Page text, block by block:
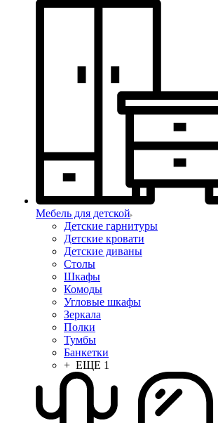
Мебель для детской
Детские гарнитуры
Детские кровати
Детские диваны
Столы
Шкафы
Комоды
Угловые шкафы
Зеркала
Полки
Тумбы
Банкетки
+ ЕЩЕ 1